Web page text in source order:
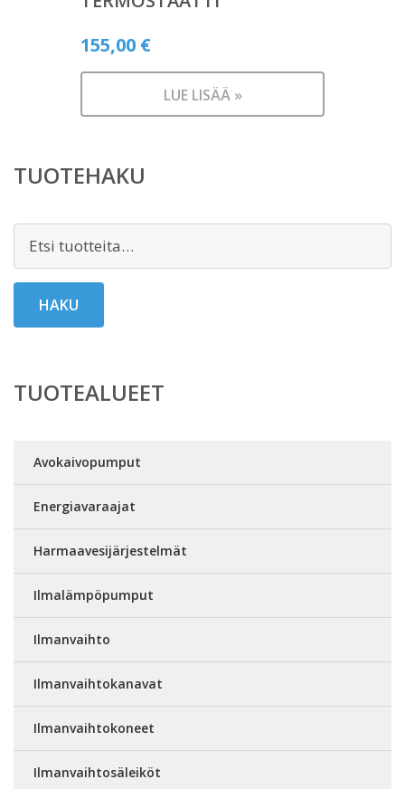
155,00 €
LUE LISÄÄ »
TUOTEHAKU
Etsi:
HAKU
TUOTEALUEET
Avokaivopumput
Energiavaraajat
Harmaavesijärjestelmät
Ilmalämpöpumput
Ilmanvaihto
Ilmanvaihtokanavat
Ilmanvaihtokoneet
Ilmanvaihtosäleiköt